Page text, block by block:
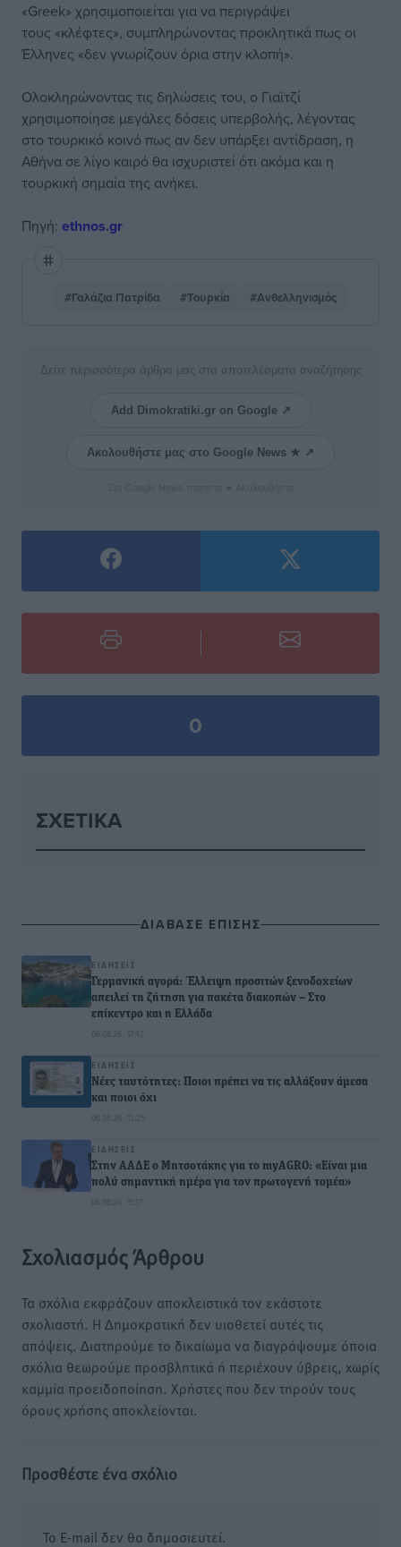
«Greek» χρησιμοποιείται για να περιγράψει
τους «κλέφτες», συμπληρώνοντας προκλητικά πως οι
Έλληνες «δεν γνωρίζουν όρια στην κλοπή».
Ολοκληρώνοντας τις δηλώσεις του, ο Γιαϊτζί
χρησιμοποίησε μεγάλες δόσεις υπερβολής, λέγοντας
στο τουρκικό κοινό πως αν δεν υπάρξει αντίδραση, η
Αθήνα σε λίγο καιρό θα ισχυριστεί ότι ακόμα και η
τουρκική σημαία της ανήκει.
Πηγή: ethnos.gr
#Γαλάζια Πατρίδα #Τουρκία #Ανθελληνισμός
Δείτε περισσότερα άρθρα μας στα αποτελέσματα αναζήτησης
Add Dimokratiki.gr on Google ↗
Ακολουθήστε μας στο Google News ★ ↗
0
ΣΧΕΤΙΚΆ
ΔΙΑΒΑΣΕ ΕΠΙΣΗΣ
ΕΙΔΉΣΕΙΣ
Γερμανική αγορά: Έλλειψη προσιτών ξενοδοχείων
απειλεί τη ζήτηση για πακέτα διακοπών – Στο
επίκεντρο και η Ελλάδα
06.08.26 · 17:42
ΕΙΔΉΣΕΙΣ
Νέες ταυτότητες: Ποιοι πρέπει να τις αλλάξουν άμεσα
και ποιοι όχι
06.08.26 · 13:25
ΕΙΔΉΣΕΙΣ
Στην ΑΑΔΕ ο Μητσοτάκης για το myAGRO: «Είναι μια
πολύ σημαντική ημέρα για τον πρωτογενή τομέα»
06.08.26 · 11:37
Σχολιασμός Άρθρου
Τα σχόλια εκφράζουν αποκλειστικά τον εκάστοτε
σχολιαστή. Η Δημοκρατική δεν υιοθετεί αυτές τις
απόψεις. Διατηρούμε το δικαίωμα να διαγράψουμε όποια
σχόλια θεωρούμε προσβλητικά ή περιέχουν ύβρεις, χωρίς
καμμία προειδοποίηση. Χρήστες που δεν τηρούν τους
όρους χρήσης αποκλείονται.
Προσθέστε ένα σχόλιο
Το E-mail δεν θα δημοσιευτεί.